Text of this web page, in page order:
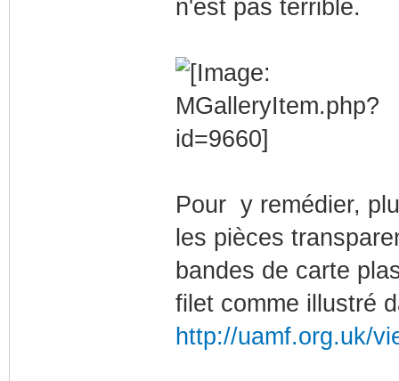
n'est pas terrible.
Pour y remédier,
les pièces
bandes de carte
filet comme illustré
http://uamf.org.uk/